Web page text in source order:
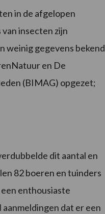
in de afgelopen
insecten zijn
weinig gegevens bekend
en De
(BIMAG) opgezet;
dit aantal en
82 boeren en tuinders
een enthousiaste
dat er een